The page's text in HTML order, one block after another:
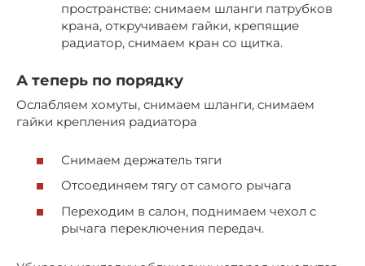
пространстве: снимаем шланги патрубков
крана, откручиваем гайки, крепящие
радиатор, снимаем кран со щитка.
А теперь по порядку
Ослабляем хомуты, снимаем шланги, снимаем
гайки крепления радиатора
Снимаем держатель тяги
Отсоединяем тягу от самого рычага
Переходим в салон, поднимаем чехол с
рычага переключения передач.